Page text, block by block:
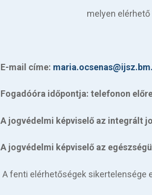
melyen
E-mail címe:
Fogadóóra időpontja: telefonon
A jogvédelmi képviselő az integrált
A jogvédelmi képviselő az
A fenti elérhetőségek sikertelensége